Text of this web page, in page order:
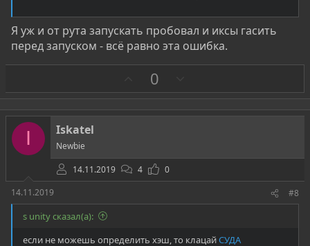
Я уж и от рута запускать пробовал и иксы гасить
перед запуском - всё равно эта ошибка.
а
0
р
о
в
I Iskatel
Newbie
14.11.2019
4
0
14.11.2019
#8
s unity сказал(а):
если не можешь определить хэш, то клацайСУДА